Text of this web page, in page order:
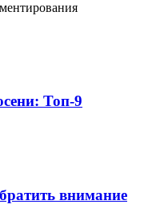
Топ-9
внимание